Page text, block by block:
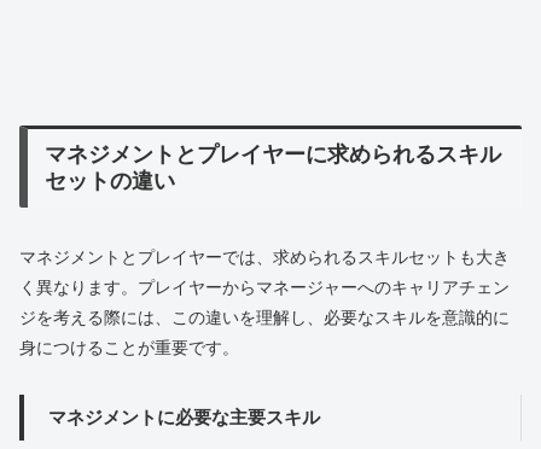
マネジメントとプレイヤーに求められるスキル
セットの違い
マネジメントとプレイヤーでは、求められるスキルセットも大き
く異なります。プレイヤーからマネージャーへのキャリアチェン
ジを考える際には、この違いを理解し、必要なスキルを意識的に
身につけることが重要です。
マネジメントに必要な主要スキル